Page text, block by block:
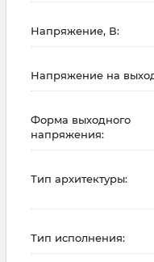
Напряжение, В:
Напряжение на
Форма выходного
напряжения:
Тип архитектуры:
Тип исполнения: